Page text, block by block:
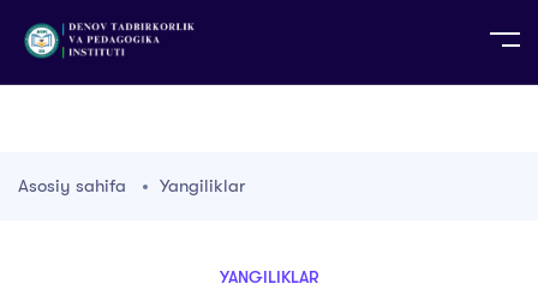
TG TR
Asosiy sahifa Yangiliklar
YANGILIKLAR